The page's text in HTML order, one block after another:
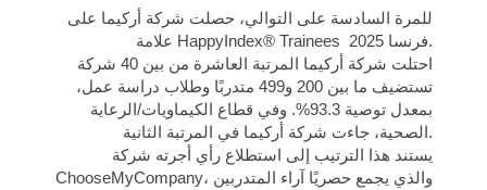
للمرة السادسة على التوالي، حصلت شركة أركيما على
علامة HappyIndex® Trainees فرنسا 2025.
احتلت شركة أركيما المرتبة العاشرة من بين 40 شركة
تستضيف ما بين 200 و499 متدربًا وطلاب دراسة عمل،
بمعدل توصية 93.3%. وفي قطاع الكيماويات/الرعاية
الصحية، جاءت شركة أركيما في المرتبة الثانية.
يستند هذا الترتيب إلى استطلاع رأي أجرته شركة
ChooseMyCompany، والذي يجمع حصريًا آراء المتدربين